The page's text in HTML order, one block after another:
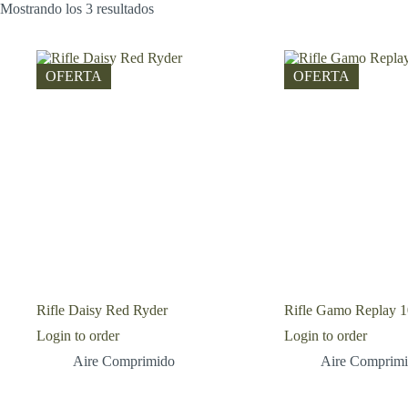
Mostrando los 3 resultados
OFERTA
Rifle Daisy Red Ryder
Login to order
Aire Comprimido
OFERTA
Rifle Gamo Replay
Login to order
Aire